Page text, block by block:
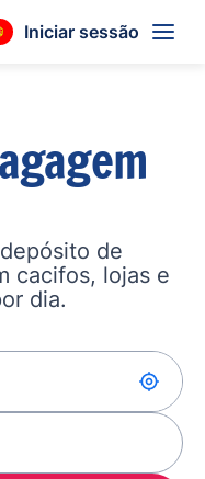
Iniciar sessão
de
cacifos, lojas e
dia.